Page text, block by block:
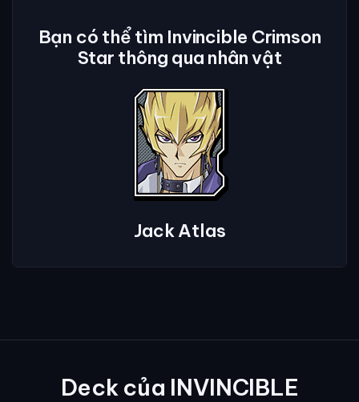
Bạn có thể tìm Invincible Crimson
Star thông qua nhân vật
Jack Atlas
Deck của INVINCIBLE